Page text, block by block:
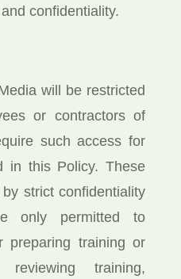
confidentiality.
will be restricted
or contractors of
such access for
in this Policy. These
strict confidentiality
only permitted to
preparing training or
reviewing training,